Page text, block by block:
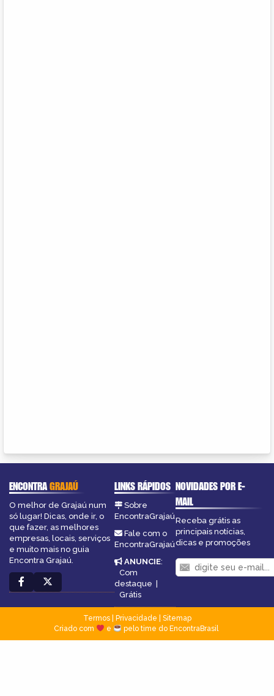
ENCONTRAGRAJAÚ
O melhor de Grajaú num
só lugar! Dicas, onde ir, o
que fazer, as melhores
empresas, locais, serviços
e muito mais no guia
Encontra Grajaú.
LINKS RÁPIDOS
Sobre
EncontraGrajaú
Fale com o
EncontraGrajaú
ANUNCIE:
Com
destaque
Grátis
NOVIDADES POR E-
MAIL
Receba grátis as
principais notícias,
dicas e promoções
Termos| Privacidade
Sitemap
Criado com
e pelo time do EncontraBrasil